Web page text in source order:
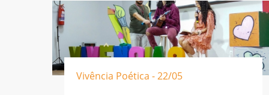
Vivência Poética - 22/05